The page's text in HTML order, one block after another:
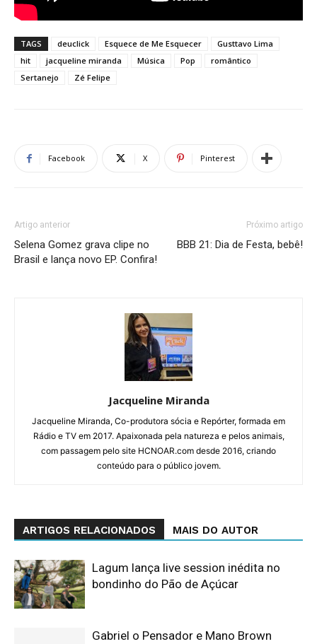
TAGS deuclick Esquece de Me Esquecer
Gusttavo Lima
hit
jacqueline miranda Música Pop
romântico
Sertanejo
Zé Felipe
Facebook X Pinterest
Artigo anterior
Selena Gomez grava clipe no
Brasil e lança novo EP. Confira!
Próximo artigo
BBB 21: Dia de Festa, bebê!
Jacqueline Miranda
Jacqueline Miranda, Co-produtora sócia e Repórter, formada em
Rádio e TV em 2017. Apaixonada pela natureza e pelos animais,
com passagem pelo site HCNOAR.com desde 2016, criando
conteúdo para o público jovem.
ARTIGOS RELACIONADOS MAIS DO AUTOR
Lagum lança live session inédita no
bondinho do Pão de Açúcar
Gabriel o Pensador e Mano Brown